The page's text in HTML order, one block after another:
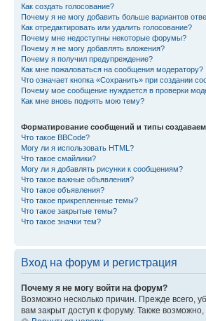
Как создать голосование?
Почему я не могу добавить больше вариантов
Как отредактировать или удалить голосование?
Почему мне недоступны некоторые форумы?
Почему я не могу добавлять вложения?
Почему я получил предупреждение?
Как мне пожаловаться на сообщения модератору?
Что означает кнопка «Сохранить» при создании
Почему мое сообщение нуждается в проверки
Как мне вновь поднять мою тему?
Форматирование сообщений и типы
Что такое BBCode?
Могу ли я использовать HTML?
Что такое смайлики?
Могу ли я добавлять рисунки к сообщениям?
Что такое важные объявления?
Что такое объявления?
Что такое прикрепленные темы?
Что такое закрытые темы?
Что такое значки тем?
Вход на форум и регистрация
Почему я не могу войти на форум?
Возможно несколько причин. Прежде всего,
вам закрыт доступ к форуму. Также